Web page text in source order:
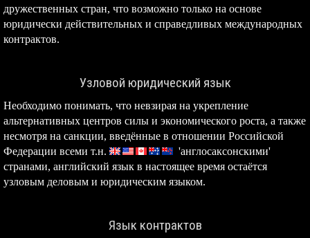
дружественных стран, что возможно только на основе
юридически действительных и справедливых международных
контрактов.
Узловой юридический язык
Необходимо понимать, что невзирая на укрепление
альтернативных центров силы и экономического роста, а также
несмотря на санкции, введённые в отношении Российской
Федерации всеми т.н.
'англосаксонскими'
странами, английский язык в настоящее время остаётся
узловым деловым и юридическим языком.
Язык контрактов